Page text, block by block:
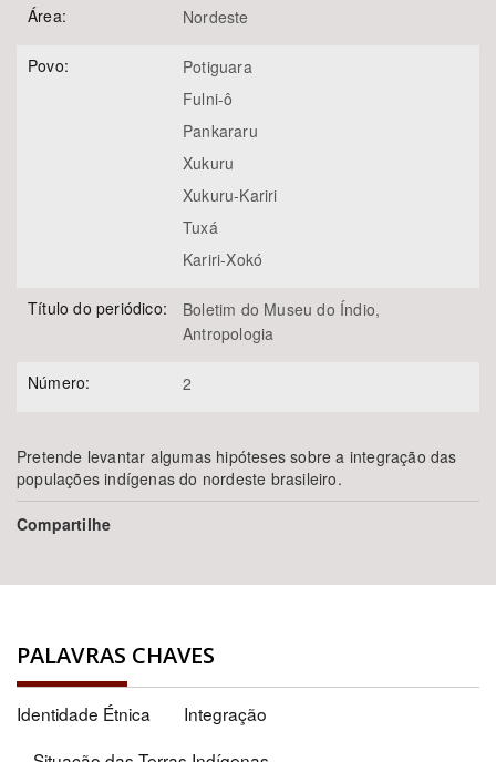
Área: Nordeste
Povo:
Potiguara
Fulni-ô
Pankararu
Xukuru
Xukuru-Kariri
Tuxá
Kariri-Xokó
Título do periódico:
Boletim do Museu do Índio,
Antropologia
Número: 2
Pretende levantar algumas hipóteses sobre a integração das
populações indígenas do nordeste brasileiro.
Compartilhe
PALAVRAS CHAVES
Identidade Étnica
Integração